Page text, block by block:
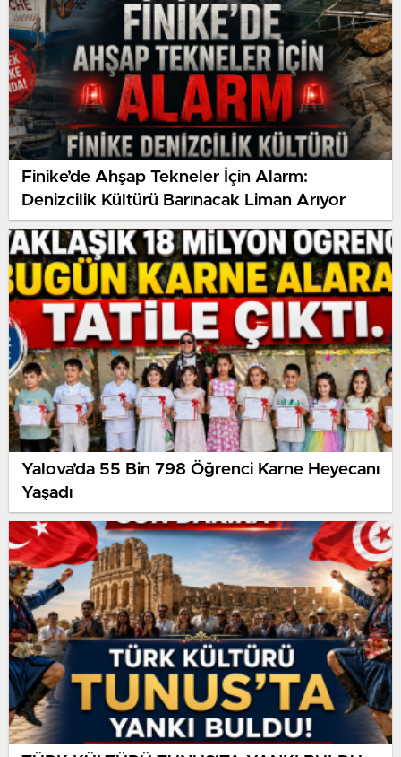
Finike’de Ahşap Tekneler İçin Alarm:
Denizcilik Kültürü Barınacak Liman Arıyor
Yalova’da 55 Bin 798 Öğrenci Karne Heyecanı
Yaşadı